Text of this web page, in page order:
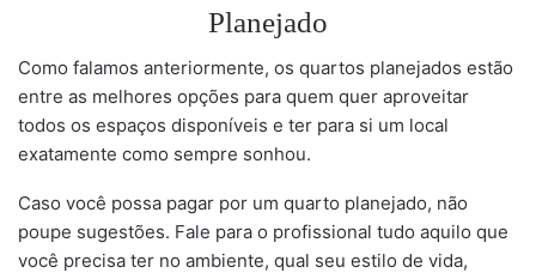
Planejado
Como falamos anteriormente, os quartos planejados estão
entre as melhores opções para quem quer aproveitar
todos os espaços disponíveis e ter para si um local
exatamente como sempre sonhou.
Caso você possa pagar por um quarto planejado, não
poupe sugestões. Fale para o profissional tudo aquilo que
você precisa ter no ambiente, qual seu estilo de vida,